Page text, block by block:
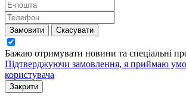
Замовити Скасувати
Бажаю отримувати новини та спеціальні
Підтверджуючи замовлення, я приймаю
користувача
Закрити